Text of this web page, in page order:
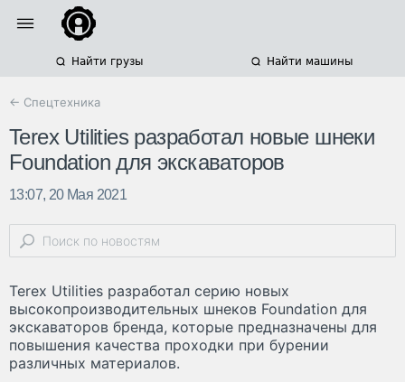
Найти грузы Найти машины
← Спецтехника
Terex Utilities разработал новые шнеки
Foundation для экскаваторов
13:07, 20 Мая 2021
Terex Utilities разработал серию новых
высокопроизводительных шнеков Foundation для
экскаваторов бренда, которые предназначены для
повышения качества проходки при бурении
различных материалов.